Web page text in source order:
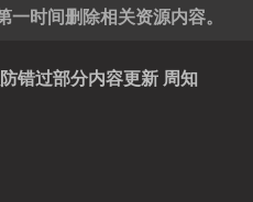
时间删除相关资源内容。
错过部分内容更新 周知